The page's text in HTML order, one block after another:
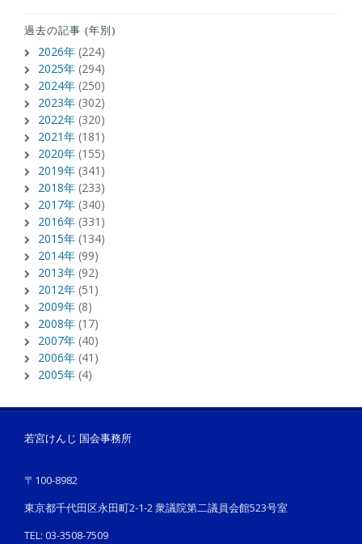
過去の記事 (年別)
2026年 (224)
2025年 (294)
2024年 (250)
2023年 (302)
2022年 (320)
2021年 (181)
2020年 (155)
2019年 (341)
2018年 (233)
2017年 (340)
2016年 (331)
2015年 (134)
2014年 (99)
2013年 (92)
2012年 (51)
2009年 (8)
2008年 (17)
2007年 (40)
2006年 (41)
2005年 (4)
若宮けんじ 国会事務所
〒100-8982
東京都千代田区永田町2-1-2 衆議院第二議員会館523号室
TEL: 03-3508-7509